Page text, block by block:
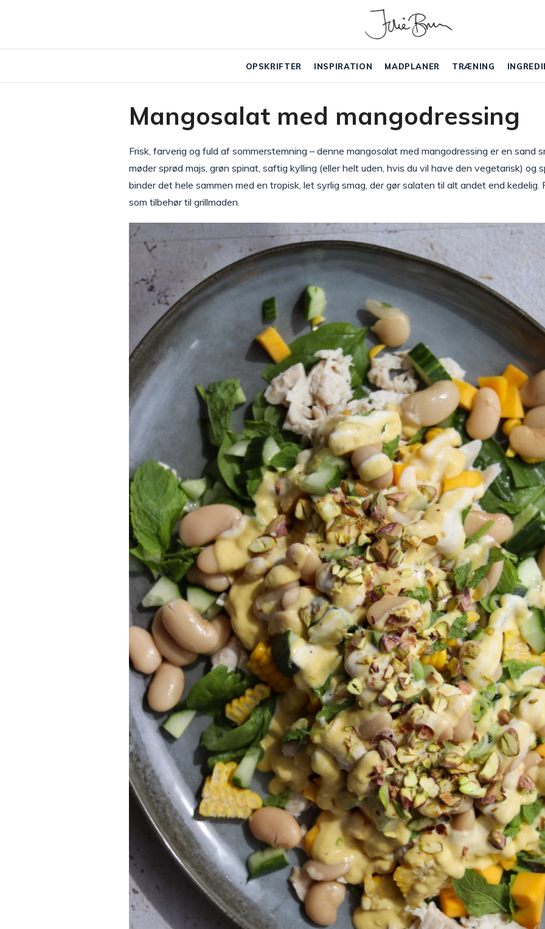
OPSKRIFTER INSPIRATION MADPLANER TRÆNING
Mangosalat med mangodressing
Frisk, farverig og fuld af sommerstemning – denne mangosalat med mangodressing er en sand
møder sprød majs, grøn spinat, saftig kylling (eller helt uden, hvis du vil have den vegetarisk) og
binder det hele sammen med en tropisk, let syrlig smag, der gør salaten til alt andet end
som tilbehør til grillmaden.